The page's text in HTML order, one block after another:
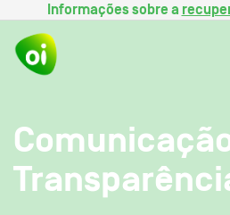
Informações sobre a